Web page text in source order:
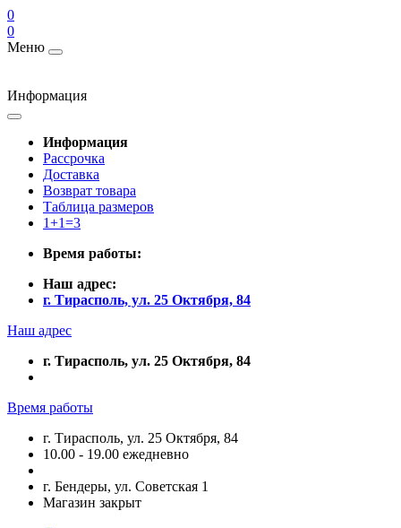
0
0
Меню
Информация
Информация
Рассрочка
Доставка
Возврат товара
Таблица размеров
1+1=3
Время работы:
Наш адрес:
г. Тирасполь, ул. 25 Октября, 84
Наш адрес
г. Тирасполь, ул. 25 Октября, 84
Время работы
г. Тирасполь, ул. 25 Октября, 84
10.00 - 19.00 ежедневно
г. Бендеры, ул. Советская 1
Магазин закрыт